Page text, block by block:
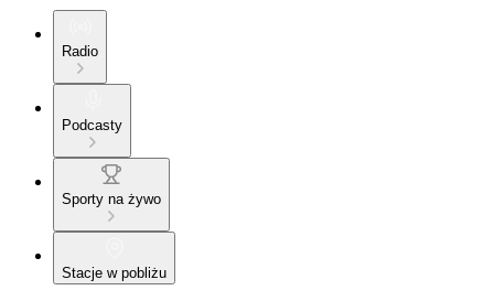
Radio
Podcasty
Sporty na żywo
Stacje w pobliżu